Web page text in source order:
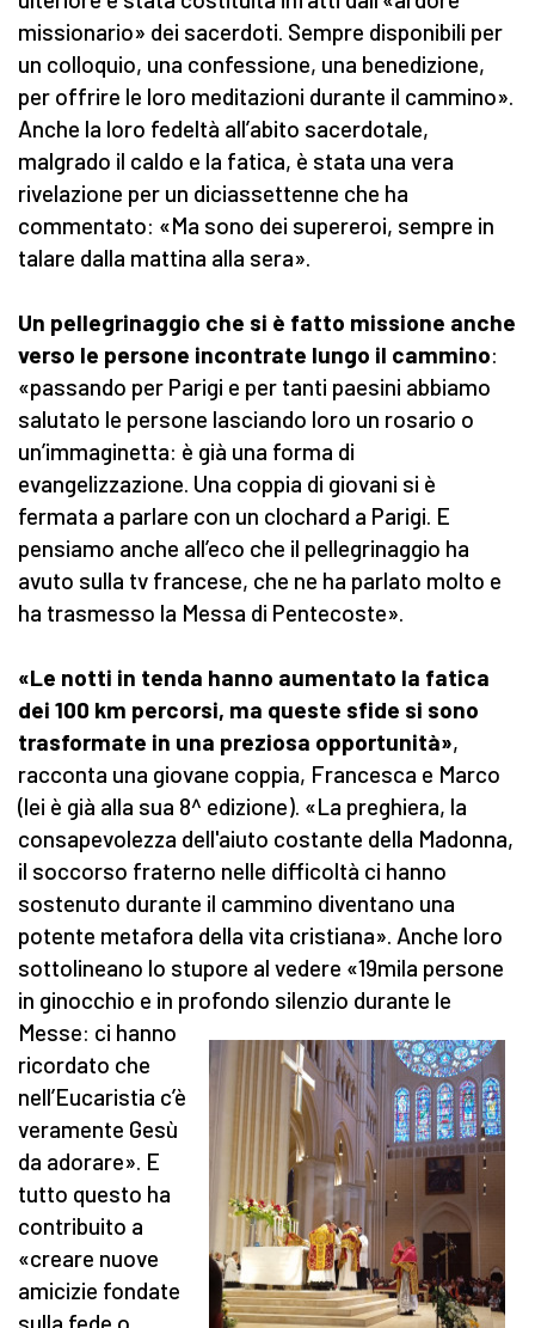
missionario» dei sacerdoti. Sempre disponibili per
un colloquio, una confessione, una benedizione,
per offrire le loro meditazioni durante il cammino».
Anche la loro fedeltà all’abito sacerdotale,
malgrado il caldo e la fatica, è stata una vera
rivelazione per un diciassettenne che ha
commentato: «Ma sono dei supereroi, sempre in
talare dalla mattina alla sera».
Un pellegrinaggio che si è fatto missione anche
verso le persone incontrate lungo il cammino:
«passando per Parigi e per tanti paesini abbiamo
salutato le persone lasciando loro un rosario o
un’immaginetta: è già una forma di
evangelizzazione. Una coppia di giovani si è
fermata a parlare con un clochard a Parigi. E
pensiamo anche all’eco che il pellegrinaggio ha
avuto sulla tv francese, che ne ha parlato molto e
ha trasmesso la Messa di Pentecoste».
«Le notti in tenda hanno aumentato la fatica
dei 100 km percorsi, ma queste sfide si sono
trasformate in una preziosa opportunità»,
racconta una giovane coppia, Francesca e Marco
(lei è già alla sua 8^ edizione). «La preghiera, la
consapevolezza dell'aiuto costante della Madonna,
il soccorso fraterno nelle difficoltà ci hanno
sostenuto durante il cammino diventano una
potente metafora della vita cristiana». Anche loro
sottolineano lo stupore al vedere «19mila persone
in ginocchio e in profondo silenzio durante le
Messe: ci hanno
ricordato che
nell’Eucaristia c’è
veramente Gesù
da adorare». E
tutto questo ha
contribuito a
«creare nuove
amicizie fondate